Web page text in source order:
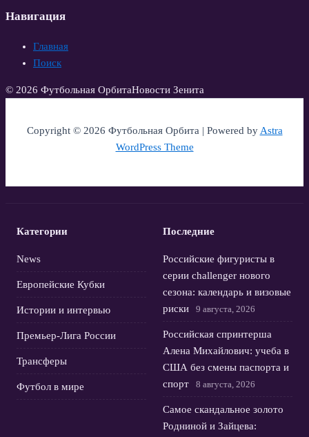
Навигация
Главная
Поиск
© 2026 Футбольная ОрбитаНовости Зенита
Copyright © 2026 Футбольная Орбита | Powered byAstra
WordPress Theme
Категории
News
Европейские Кубки
Истории и интервью
Премьер-Лига России
Трансферы
Футбол в мире
Последние
Российские фигуристы в
серии challenger нового
сезона: календарь и визовые
риски
9 августа, 2026
Российская спринтерша
Алена Михайлович: учеба в
США без смены паспорта и
спорт
8 августа, 2026
Самое скандальное золото
Родниной и Зайцева: